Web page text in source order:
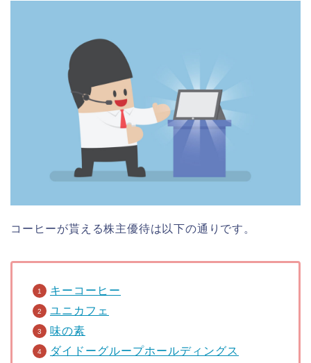
コーヒーが貰える株主優待は以下の通りです。
キーコーヒー
ユニカフェ
味の素
ダイドーグループホールディングス